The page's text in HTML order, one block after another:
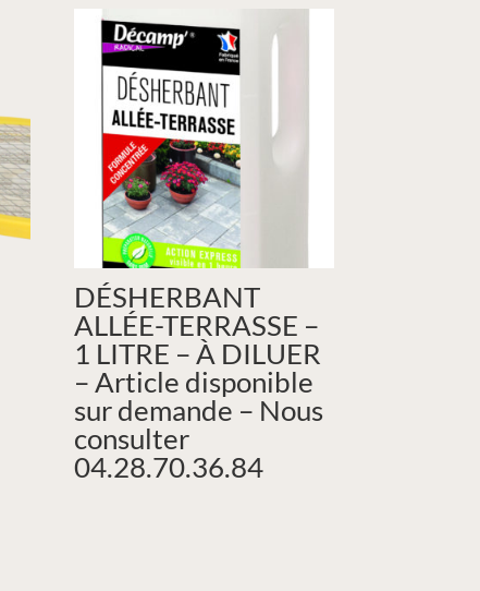
DÉSHERBANT
ALLÉE-TERRASSE –
1 LITRE – À DILUER
– Article disponible
sur demande – Nous
consulter
04.28.70.36.84